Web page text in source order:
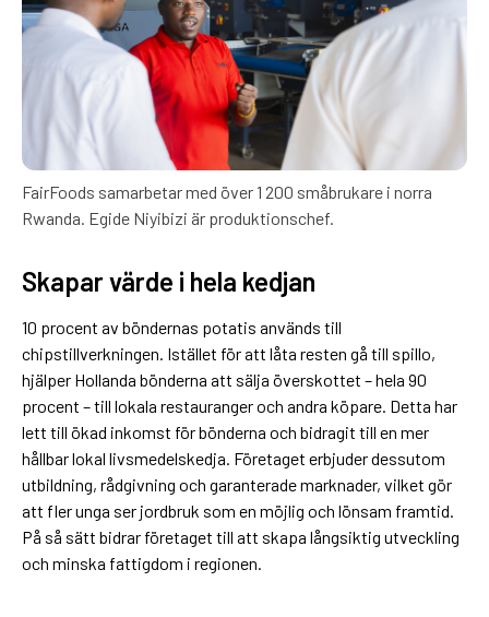
FairFoods samarbetar med över 1 200 småbrukare i norra
Rwanda. Egide Niyibizi är produktionschef.
Skapar värde i hela kedjan
10 procent av böndernas potatis används till
chipstillverkningen. Istället för att låta resten gå till spillo,
hjälper Hollanda bönderna att sälja överskottet – hela 90
procent – till lokala restauranger och andra köpare. Detta har
lett till ökad inkomst för bönderna och bidragit till en mer
hållbar lokal livsmedelskedja. Företaget erbjuder dessutom
utbildning, rådgivning och garanterade marknader, vilket gör
att fler unga ser jordbruk som en möjlig och lönsam framtid.
På så sätt bidrar företaget till att skapa långsiktig utveckling
och minska fattigdom i regionen.